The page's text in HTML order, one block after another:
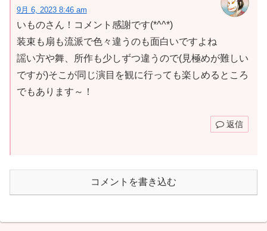
9月 6, 2023 8:46 am
いものさん！コメント感謝です(*^^*)
装束も扇も流派で色々違うのも面白いですよね
謡い方や舞、所作も少しずつ違うので(見極めが難しい
ですが)そこが同じ演目を観に行っても楽しめるところ
でもあります～！
返信
コメントを書き込む